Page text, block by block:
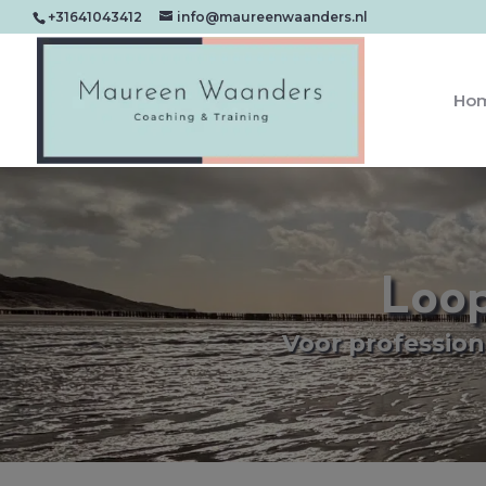
+31641043412 info@maureenwaanders.nl
Voor